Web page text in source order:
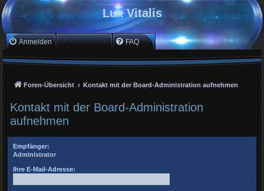
Lux Vitalis
Anmelden Registrieren FAQ
Foren-Übersicht Kontakt mit der Board-Administration aufnehmen
Kontakt mit der Board-Administration
aufnehmen
Empfänger:
Administrator
Ihre E-Mail-Adresse: